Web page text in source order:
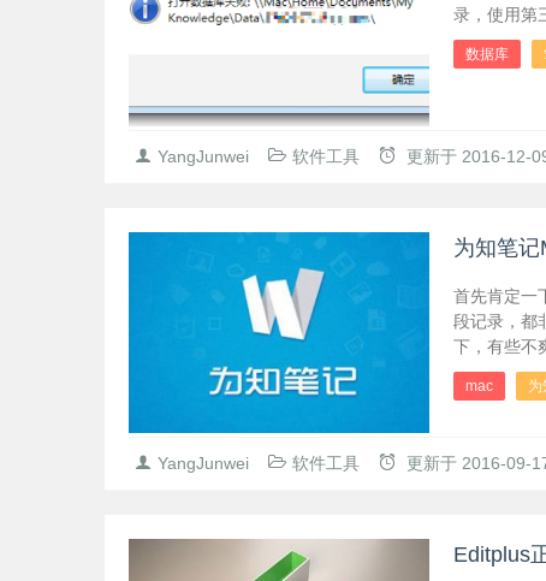
录，使用第
数据库
YangJunwei 软件工具 更新于 2016-12-
为知笔
首先肯定一
段记录，都
下，有些不
mac 为
YangJunwei 软件工具 更新于 2016-09-
Editplus